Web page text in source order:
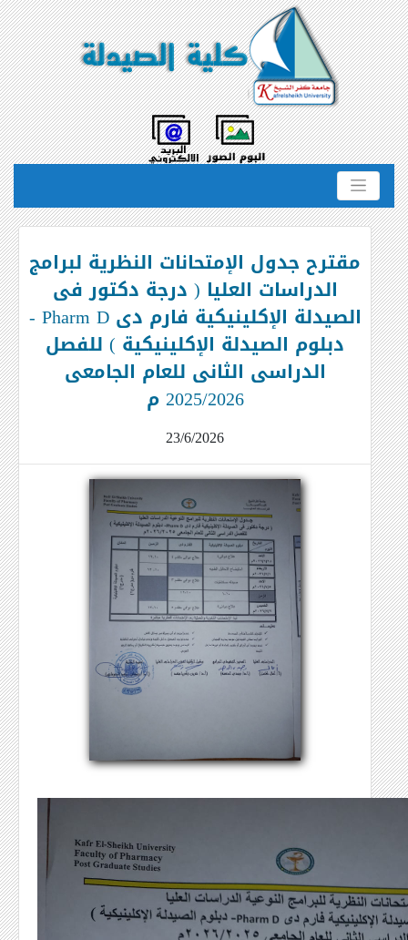
مقترح جدول الإمتحانات النظرية لبرامج
الدراسات العليا ( درجة دكتور فى
الصيدلة الإكلينيكية فارم دى Pharm D -
دبلوم الصيدلة الإكلينيكية ) للفصل
الدراسى الثانى للعام الجامعى
2025/2026 م
23/6/2026